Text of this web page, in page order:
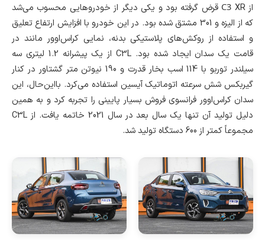
از
C3 XR قرض گرفته بود و یکی دیگر از خودروهایی محسوب می‌شد
که از الیزه و 301 مشتق شده بود. در این خودرو با افزایش ارتفاع تعلیق
و استفاده از روکش‌های پلاستیکی بدنه، نمایی کراس‌اوور مانند در
قامت یک سدان ایجاد شده بود. C3L از یک پیشرانه 1.2 لیتری سه
سیلندر توربو با 114 اسب بخار قدرت و 190 نیوتن متر گشتاور در کنار
گیربکس شش سرعته اتوماتیک آیسین استفاده می‌کرد. بااین‌حال، این
سدان کراس‌اوور فرانسوی فروش بسیار پایینی را تجربه کرد و به همین
دلیل تولید آن تنها یک سال بعد در سال 2021 خاتمه یافت. از C3L
مجموعاً کمتر از 600 دستگاه تولید شد.